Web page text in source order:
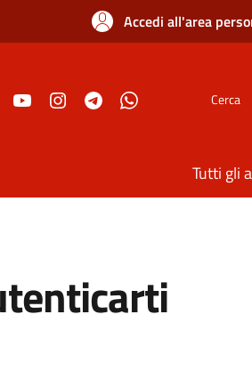
Accedi all'area
Cerca
Tutti gli